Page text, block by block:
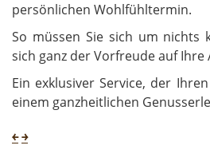
persönlichen Wohlfühltermin.
So müssen Sie sich um nichts
sich ganz der Vorfreude auf Ihre
Ein exklusiver Service, der
einem ganzheitlichen
￩￫